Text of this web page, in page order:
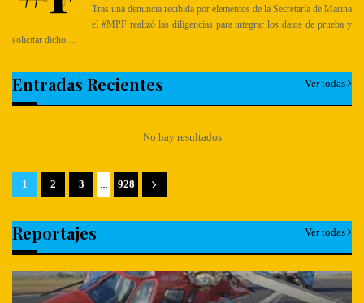
Tras una denuncia recibida por elementos de la Secretaría de Marina
el #MPF realizó las diligencias para integrar los datos de prueba y
solicitar dicho…
Entradas Recientes Ver todas
No hay resultados
1 2 3 ... 928
Reportajes Ver todas